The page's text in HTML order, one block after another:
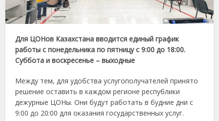
Для ЦОНов Казахстана вводится единый график
работы с понедельника по пятницу с 9:00 до 18:00.
Суббота и воскресенье – выходные
Между тем, для удобства услугополучателей принято
решение оставить в каждом регионе республики
дежурные ЦОНы. Они будут работать в будние дни с
9:00 до 20:00 для оказания государственных услуг.